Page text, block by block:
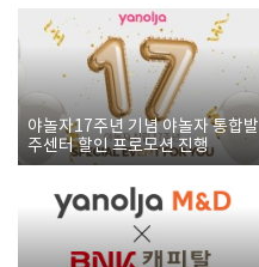
야놀자17주년 기념 야놀자 통합발
주센터 할인 프로모션 진행